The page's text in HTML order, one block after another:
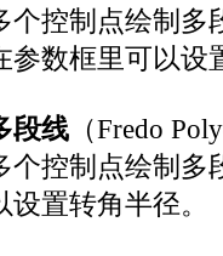
个控制点绘制多
参数框里可以设
段线 （Fredo
个控制点绘制多
设置转角半径。